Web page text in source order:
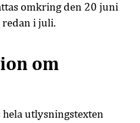
omkring den 20 juni
redan i juli.
om
utlysningstexten